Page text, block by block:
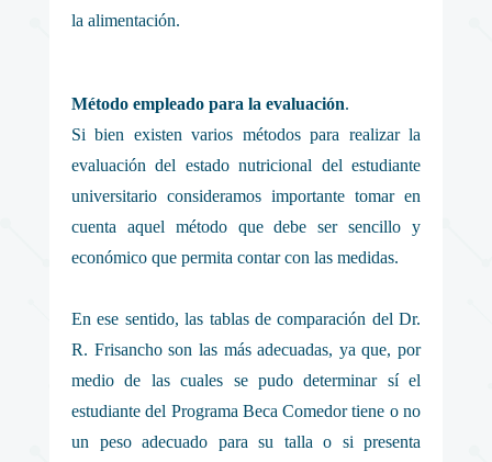
la alimentación.
Método empleado para la evaluación.
Si bien existen varios métodos para realizar la
evaluación del estado nutricional del estudiante
universitario consideramos importante tomar en
cuenta aquel método que debe ser sencillo y
económico que permita contar con las medidas.
En ese sentido, las tablas de comparación del Dr.
R. Frisancho son las más adecuadas, ya que, por
medio de las cuales se pudo determinar sí el
estudiante del Programa Beca Comedor tiene o no
un peso adecuado para su talla o si presenta